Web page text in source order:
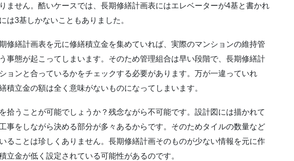
ません。酷いケースでは、長期修繕計画表にはエレベーターが4基と書かれ
は3基しかないこともありました。
修繕計画表を元に修繕積立金を集めていれば、実際のマンションの維持管
事態が起こってしまいます。そのため管理組合は早い段階で、長期修繕計
ョンと合っているかをチェックする必要があります。万が一違っていれ
積立金の額は全く意味がないものになってしまいます。
拾うことが可能でしょうか？残念ながら不可能です。設計図には描かれて
事をしながら決める部分が多々あるからです。そのためタイルの数量など
ることは珍しくありません。長期修繕計画そのものが少ない情報を元に作
立金が低く設定されている可能性があるのです。